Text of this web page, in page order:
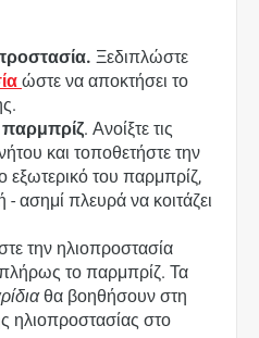
Ξεδιπλώστε
ώστε να αποκτήσει το
. Ανοίξτε τις
και τοποθετήστε την
εξωτερικό του παρμπρίζ,
- ασημί πλευρά να κοιτάζει
την ηλιοπροστασία
το παρμπρίζ. Τα
θα βοηθήσουν στη
ηλιοπροστασίας στο